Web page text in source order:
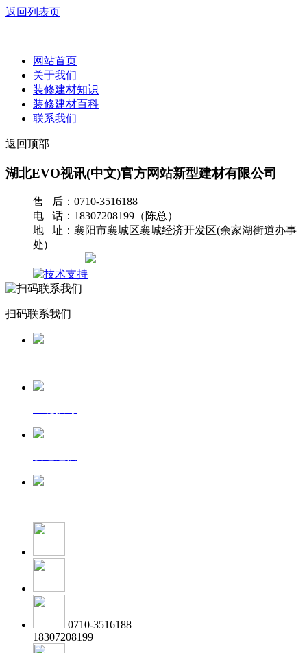
返回列表页
网站首页
关于我们
装修建材知识
装修建材百科
联系我们
返回顶部
湖北EVO视讯(中文)官方网站新型建材有限公司
售 后：0710-3516188
电 话：18307208199（陈总）
地 址：襄阳市襄城区襄城经济开发区(余家湖街道办事
处)
扫码联系我们
0710-3516188
18307208199